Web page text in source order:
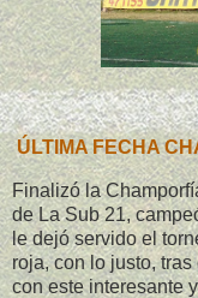
ÚLTIMA FECHA
Finalizó la
de La Sub 21,
le dejó servido el
roja, con lo justo,
con este interesante